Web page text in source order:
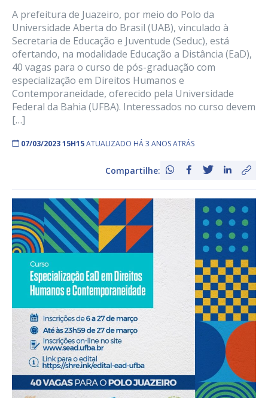
A prefeitura de Juazeiro, por meio do Polo da
Universidade Aberta do Brasil (UAB), vinculado à
Secretaria de Educação e Juventude (Seduc), está
ofertando, na modalidade Educação a Distância (EaD),
40 vagas para o curso de pós-graduação com
especialização em Direitos Humanos e
Contemporaneidade, oferecido pela Universidade
Federal da Bahia (UFBA). Interessados no curso devem
[…]
07/03/2023 15H15ATUALIZADO HÁ 3 ANOS ATRÁS
Compartilhe: